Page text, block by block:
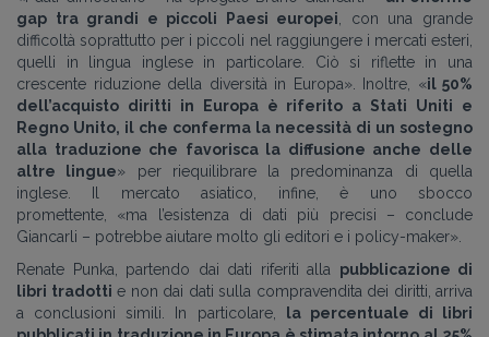
gap tra grandi e piccoli Paesi europei, con una grande
difficoltà soprattutto per i piccoli nel raggiungere i mercati esteri,
quelli in lingua inglese in particolare. Ciò si riflette in una
crescente riduzione della diversità in Europa». Inoltre, «il 50%
dell’acquisto diritti in Europa è riferito a Stati Uniti e
Regno Unito, il che conferma la necessità di un sostegno
alla traduzione che favorisca la diffusione anche delle
altre lingue»
per riequilibrare la predominanza di quella
inglese. Il mercato asiatico, infine, è uno sbocco
promettente, «ma l’esistenza di dati più precisi – conclude
Giancarli – potrebbe aiutare molto gli editori e i policy-maker».
Renate Punka, partendo dai dati riferiti alla pubblicazione di
libri tradotti e non dai dati sulla compravendita dei diritti, arriva
a conclusioni simili. In particolare,
la percentuale di libri